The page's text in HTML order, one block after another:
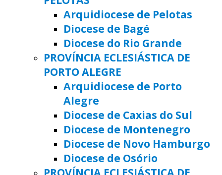
Arquidiocese de Pelotas
Diocese de Bagé
Diocese do Rio Grande
PROVÍNCIA ECLESIÁSTICA DE
PORTO ALEGRE
Arquidiocese de Porto
Alegre
Diocese de Caxias do Sul
Diocese de Montenegro
Diocese de Novo Hamburgo
Diocese de Osório